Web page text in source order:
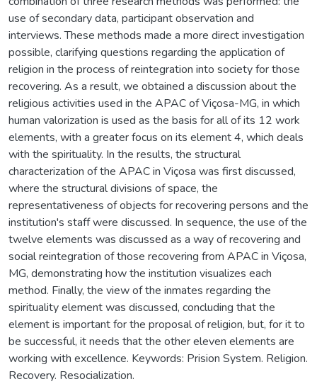
use of secondary data, participant observation and
interviews. These methods made a more direct investigation
possible, clarifying questions regarding the application of
religion in the process of reintegration into society for those
recovering. As a result, we obtained a discussion about the
religious activities used in the APAC of Viçosa-MG, in which
human valorization is used as the basis for all of its 12 work
elements, with a greater focus on its element 4, which deals
with the spirituality. In the results, the structural
characterization of the APAC in Viçosa was first discussed,
where the structural divisions of space, the
representativeness of objects for recovering persons and the
institution's staff were discussed. In sequence, the use of the
twelve elements was discussed as a way of recovering and
social reintegration of those recovering from APAC in Viçosa,
MG, demonstrating how the institution visualizes each
method. Finally, the view of the inmates regarding the
spirituality element was discussed, concluding that the
element is important for the proposal of religion, but, for it to
be successful, it needs that the other eleven elements are
working with excellence. Keywords: Prision System. Religion.
Recovery. Resocialization.